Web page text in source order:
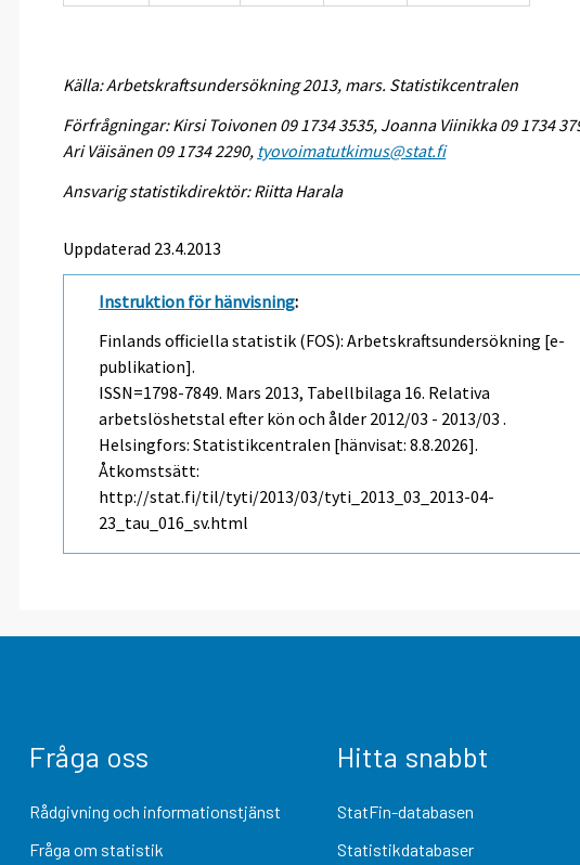
Källa: Arbetskraftsundersökning 2013, mars. Statistikcentralen
Förfrågningar: Kirsi Toivonen 09 1734 3535, Joanna Viinikka 09 1734
Ari Väisänen 09 1734 2290, tyovoimatutkimus@stat.fi
Ansvarig statistikdirektör: Riitta Harala
Uppdaterad 23.4.2013
Instruktion för hänvisning:
Finlands officiella statistik (FOS): Arbetskraftsundersökning [e-
publikation].
ISSN=1798-7849. Mars 2013, Tabellbilaga 16. Relativa
arbetslöshetstal efter kön och ålder 2012/03 - 2013/03 .
Helsingfors: Statistikcentralen [hänvisat: 8.8.2026].
Åtkomstsätt:
http://stat.fi/til/tyti/2013/03/tyti_2013_03_2013-04-
23_tau_016_sv.html
Fråga oss
Rådgivning och informationstjänst
Fråga om statistik
Hitta snabbt
StatFin-databasen
Statistikdatabaser